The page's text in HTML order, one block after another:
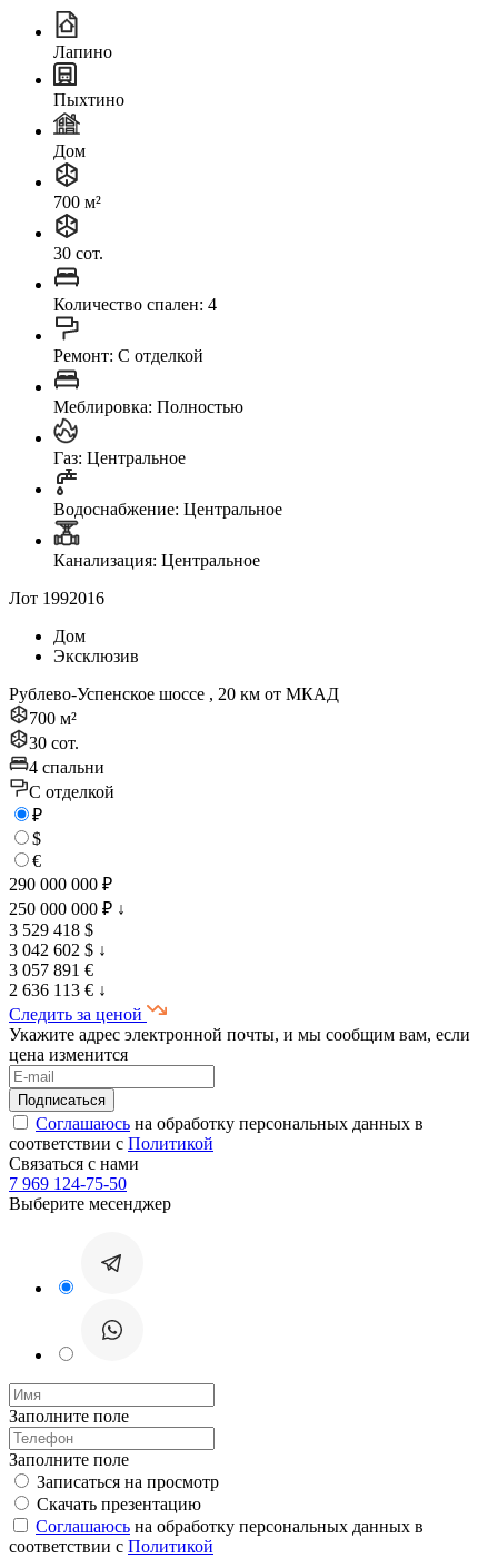
Лапино
Пыхтино
Дом
700 м²
30 сот.
Количество спален: 4
Ремонт: C отделкой
Меблировка: Полностью
Газ: Центральное
Водоснабжение: Центральное
Канализация: Центральное
Лот 1992016
Дом
Эксклюзив
Рублево-Успенское шоссе , 20 км от МКАД
700 м²
30 сот.
4 спальни
C отделкой
₽
$
€
290 000 000 ₽
250 000 000 ₽ ↓
3 529 418 $
3 042 602 $ ↓
3 057 891 €
2 636 113 € ↓
Следить за ценой
Укажите адрес электронной почты, и мы сообщим вам, если
цена изменится
Соглашаюсь на обработку персональных данных в
соответствии с Политикой
Связаться с нами
7 969 124-75-50
Выберите месенджер
Заполните поле
Заполните поле
Записаться на просмотр
Скачать презентацию
Соглашаюсь на обработку персональных данных в
соответствии с Политикой